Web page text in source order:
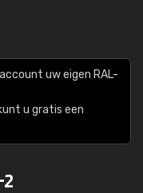
uw eigen RAL-
u gratis een